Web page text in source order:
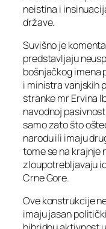
neistina i
države.
Suvišno je
predstavljaju
bošnjačkog imena
i ministra vanjskih
stranke mr Ervina
navodnoj
samo zato što
narodu ili imaju
tome se na krajnje
zloupotrebljavaju
Crne Gore.
Ove konstrukcije
imaju jasan